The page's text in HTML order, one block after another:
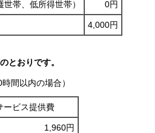
帯、低所得世帯） 0円
4,000円
とおりです。
間以内の場合）
ービス提供費
1,960円